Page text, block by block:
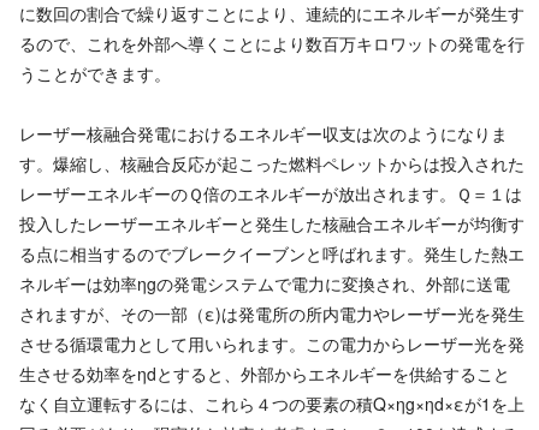
に数回の割合で繰り返すことにより、連続的にエネルギーが発生す
るので、これを外部へ導くことにより数百万キロワットの発電を行
うことができます。
レーザー核融合発電におけるエネルギー収支は次のようになりま
す。爆縮し、核融合反応が起こった燃料ペレットからは投入された
レーザーエネルギーのＱ倍のエネルギーが放出されます。Ｑ＝１は
投入したレーザーエネルギーと発生した核融合エネルギーが均衡す
る点に相当するのでブレークイーブンと呼ばれます。発生した熱エ
ネルギーは効率ηgの発電システムで電力に変換され、外部に送電
されますが、その一部（ε)は発電所の所内電力やレーザー光を発生
させる循環電力として用いられます。この電力からレーザー光を発
生させる効率をηdとすると、外部からエネルギーを供給すること
なく自立運転するには、これら４つの要素の積Q×ηg×ηd×εが1を上